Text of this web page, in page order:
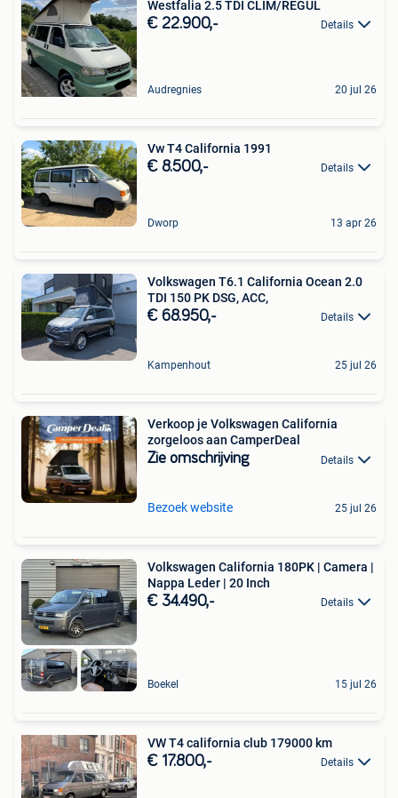
Westfalia 2.5 TDI CLIM/REGUL
€ 22.900,- Details
Audregnies 20 jul 26
Vw T4 California 1991
€ 8.500,- Details
Dworp 13 apr 26
Volkswagen T6.1 California Ocean 2.0
TDI 150 PK DSG, ACC,
€ 68.950,- Details
Kampenhout 25 jul 26
Verkoop je Volkswagen California
zorgeloos aan CamperDeal
Zie omschrijving Details
Bezoek website 25 jul 26
Volkswagen California 180PK | Camera |
Nappa Leder | 20 Inch
€ 34.490,- Details
Boekel 15 jul 26
VW T4 california club 179000 km
€ 17.800,- Details